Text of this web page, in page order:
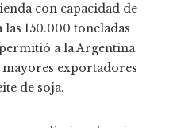
con capacidad de
150.000 toneladas
a la Argentina
exportadores
de soja.